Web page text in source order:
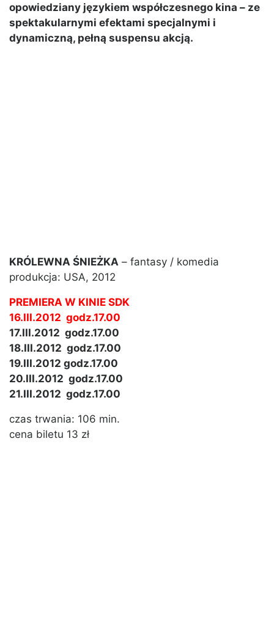
opowiedziany językiem współczesnego kina – ze
spektakularnymi efektami specjalnymi i
dynamiczną, pełną suspensu akcją.
KRÓLEWNA ŚNIEŻKA – fantasy / komedia
produkcja: USA, 2012
PREMIERA W KINIE SDK
16.III.2012 godz.17.00
17.III.2012 godz.17.00
18.III.2012 godz.17.00
19.III.2012 godz.17.00
20.III.2012 godz.17.00
21.III.2012 godz.17.00
czas trwania: 106 min.
cena biletu 13 zł